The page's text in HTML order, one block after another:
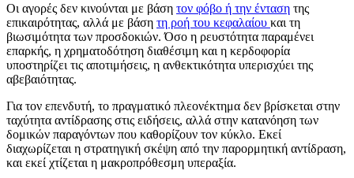
Οι αγορές δεν κινούνται με βάση τον φόβο ή την ένταση της
επικαιρότητας, αλλά με βάση τη ροή του κεφαλαίου και τη
βιωσιμότητα των προσδοκιών. Όσο η ρευστότητα παραμένει
επαρκής, η χρηματοδότηση διαθέσιμη και η κερδοφορία
υποστηρίζει τις αποτιμήσεις, η ανθεκτικότητα υπερισχύει της
αβεβαιότητας.
Για τον επενδυτή, το πραγματικό πλεονέκτημα δεν βρίσκεται στην
ταχύτητα αντίδρασης στις ειδήσεις, αλλά στην κατανόηση των
δομικών παραγόντων που καθορίζουν τον κύκλο. Εκεί
διαχωρίζεται η στρατηγική σκέψη από την παρορμητική αντίδραση,
και εκεί χτίζεται η μακροπρόθεσμη υπεραξία.